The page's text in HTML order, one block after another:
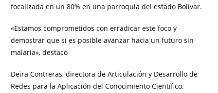
focalizada en un 80% en una parroquia del estado Bolívar.
«Estamos comprometidos con erradicar este foco y
demostrar que sí es posible avanzar hacia un futuro sin
malaria», destacó
Deira Contreras, directora de Articulación y Desarrollo de
Redes para la Aplicación del Conocimiento Científico,